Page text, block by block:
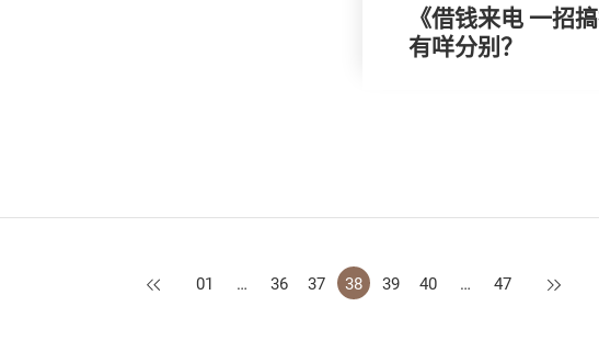
《借钱来电 一招
有咩分别？
上一页
01 … 36 37 38 39 40 … 47 下一页